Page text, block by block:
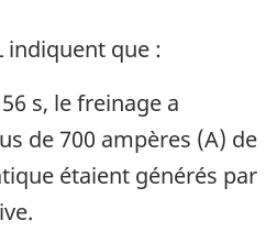
indiquent que :
s, le freinage a
de 700 ampères (A) de
étaient générés par